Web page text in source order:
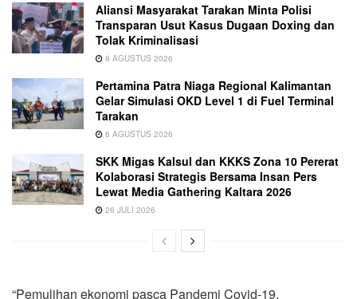
Aliansi Masyarakat Tarakan Minta Polisi
Transparan Usut Kasus Dugaan Doxing dan
Tolak Kriminalisasi
8 AGUSTUS 2026
Pertamina Patra Niaga Regional Kalimantan
Gelar Simulasi OKD Level 1 di Fuel Terminal
Tarakan
6 AGUSTUS 2026
SKK Migas Kalsul dan KKKS Zona 10 Pererat
Kolaborasi Strategis Bersama Insan Pers
Lewat Media Gathering Kaltara 2026
26 JULI 2026
“Pemulihan ekonomi pasca Pandemi Covid-19,